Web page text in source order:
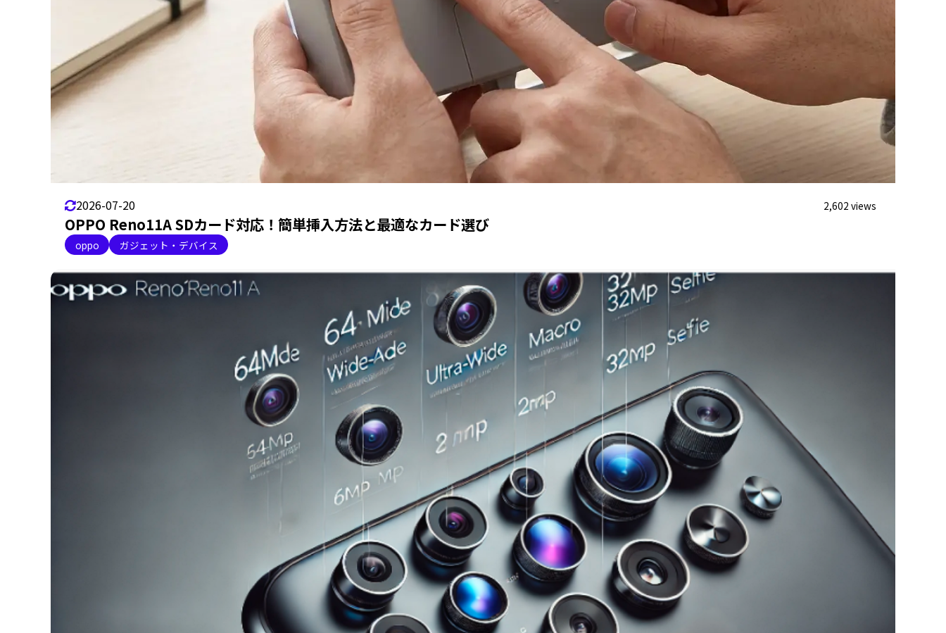
2026-07-20 2,602 views
OPPO Reno11A SDカード対応！簡単挿入方法と最適なカード選び
oppo ガジェット・デバイス